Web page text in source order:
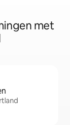
met